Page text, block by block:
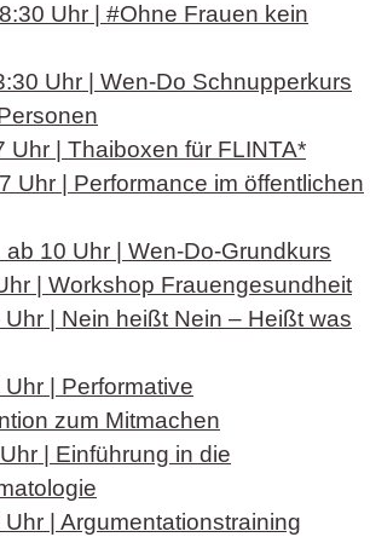
Uhr | #Ohne Frauen kein
Uhr | Wen-Do Schnupperkurs
Uhr | Thaiboxen für FLINTA*
Uhr | Performance im öffentlichen
ab 10 Uhr | Wen-Do-Grundkurs
| Workshop Frauengesundheit
Uhr | Nein heißt Nein – Heißt was
| Performative
zum Mitmachen
| Einführung in die
| Argumentationstraining